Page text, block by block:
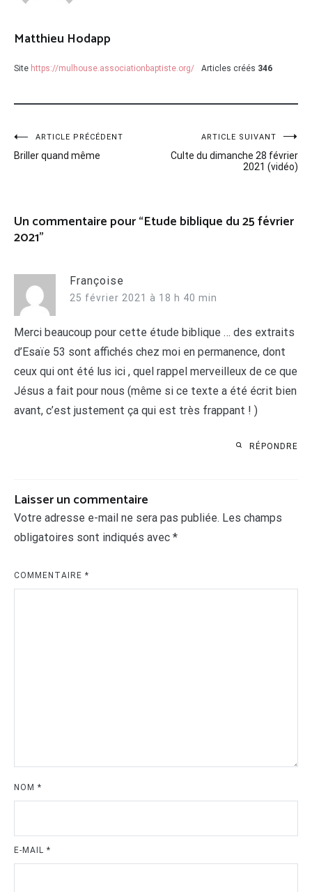
Matthieu Hodapp
Site https://mulhouse.associationbaptiste.org/ Articles créés 346
Navigation
de
ARTICLE PRÉCÉDENT
Briller quand même
ARTICLE SUIVANT
Culte du dimanche 28 février
2021 (vidéo)
Un commentaire pour “Etude biblique du 25 février
2021”
Françoise
25 février 2021 à 18 h 40 min
Merci beaucoup pour cette étude biblique … des extraits
d’Esaïe 53 sont affichés chez moi en permanence, dont
ceux qui ont été lus ici , quel rappel merveilleux de ce que
Jésus a fait pour nous (même si ce texte a été écrit bien
avant, c’est justement ça qui est très frappant ! )
RÉPONDRE
Laisser un commentaire
Votre adresse e-mail ne sera pas publiée. Les champs
obligatoires sont indiqués avec *
COMMENTAIRE *
NOM *
E-MAIL *